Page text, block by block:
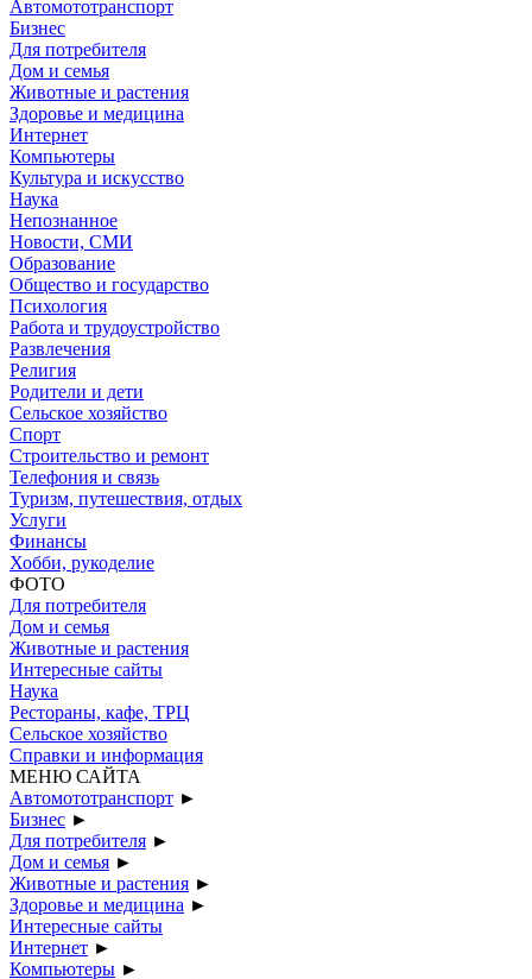
Автомототранспорт
Бизнес
Для потребителя
Дом и семья
Животные и растения
Здоровье и медицина
Интернет
Компьютеры
Культура и искусство
Наука
Непознанное
Новости, СМИ
Образование
Общество и государство
Психология
Работа и трудоустройство
Развлечения
Религия
Родители и дети
Сельское хозяйство
Спорт
Строительство и ремонт
Телефония и связь
Туризм, путешествия, отдых
Услуги
Финансы
Хобби, рукоделие
ФОТО
Для потребителя
Дом и семья
Животные и растения
Интересные сайты
Наука
Рестораны, кафе, ТРЦ
Сельское хозяйство
Справки и информация
МЕНЮ САЙТА
Автомототранспорт ►
Бизнес ►
Для потребителя ►
Дом и семья ►
Животные и растения ►
Здоровье и медицина ►
Интересные сайты
Интернет ►
Компьютеры ►